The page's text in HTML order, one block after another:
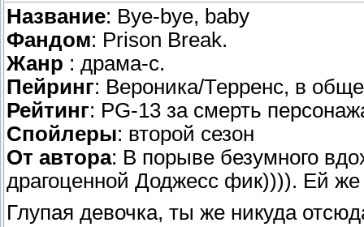
Название: Bye-bye, baby
Фандом: Prison Break.
Жанр : драма-с.
Пейринг: Вероника/Терренс, в
Рейтинг: PG-13 за смерть
Спойлеры: второй сезон
От автора: В порыве безумного
драгоценной Доджесс фик)))). Ей
Глупая девочка, ты же никуда